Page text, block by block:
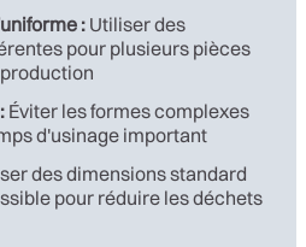
: Utiliser des
pour plusieurs pièces
Éviter les formes complexes
d'usinage important
des dimensions standard
pour réduire les déchets